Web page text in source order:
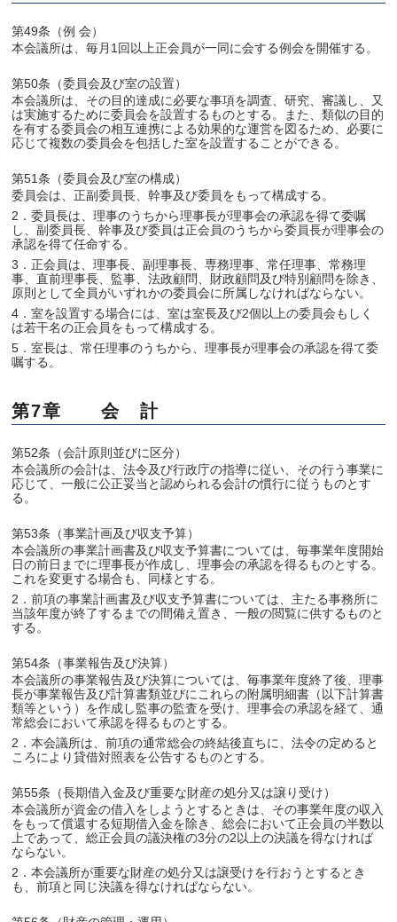
第49条（例 会）
本会議所は、毎月1回以上正会員が一同に会する例会を開催する。
第50条（委員会及び室の設置）
本会議所は、その目的達成に必要な事項を調査、研究、審議し、又
は実施するために委員会を設置するものとする。また、類似の目的
を有する委員会の相互連携による効果的な運営を図るため、必要に
応じて複数の委員会を包括した室を設置することができる。
第51条（委員会及び室の構成）
委員会は、正副委員長、幹事及び委員をもって構成する。
2．委員長は、理事のうちから理事長が理事会の承認を得て委嘱
し、副委員長、幹事及び委員は正会員のうちから委員長が理事会の
承認を得て任命する。
3．正会員は、理事長、副理事長、専務理事、常任理事、常務理
事、直前理事長、監事、法政顧問、財政顧問及び特別顧問を除き、
原則として全員がいずれかの委員会に所属しなければならない。
4．室を設置する場合には、室は室長及び2個以上の委員会もしく
は若干名の正会員をもって構成する。
5．室長は、常任理事のうちから、理事長が理事会の承認を得て委
嘱する。
第7章 会 計
第52条（会計原則並びに区分）
本会議所の会計は、法令及び行政庁の指導に従い、その行う事業に
応じて、一般に公正妥当と認められる会計の慣行に従うものとす
る。
第53条（事業計画及び収支予算）
本会議所の事業計画書及び収支予算書については、毎事業年度開始
日の前日までに理事長が作成し、理事会の承認を得るものとする。
これを変更する場合も、同様とする。
2．前項の事業計画書及び収支予算書については、主たる事務所に
当該年度が終了するまでの間備え置き、一般の閲覧に供するものと
する。
第54条（事業報告及び決算）
本会議所の事業報告及び決算については、毎事業年度終了後、理事
長が事業報告及び計算書類並びにこれらの附属明細書（以下計算書
類等という）を作成し監事の監査を受け、理事会の承認を経て、通
常総会において承認を得るものとする。
2．本会議所は、前項の通常総会の終結後直ちに、法令の定めると
ころにより貸借対照表を公告するものとする。
第55条（長期借入金及び重要な財産の処分又は譲り受け）
本会議所が資金の借入をしようとするときは、その事業年度の収入
をもって償還する短期借入金を除き、総会において正会員の半数以
上であって、総正会員の議決権の3分の2以上の決議を得なければ
ならない。
2．本会議所が重要な財産の処分又は譲受けを行おうとするとき
も、前項と同じ決議を得なければならない。